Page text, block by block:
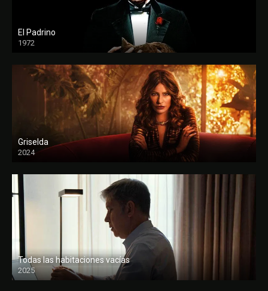
El Padrino
1972
FULL HD
Griselda
2024
Todas las habitaciones vacías
2025
FULL HD